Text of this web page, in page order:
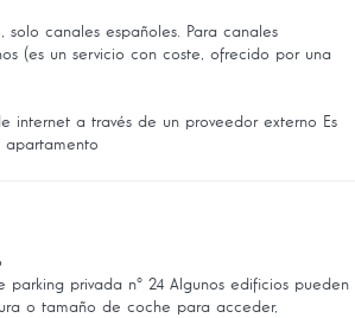
solo canales españoles. Para canales
(es un servicio con coste, ofrecido por una
internet a través de un proveedor externo Es
apartamento
parking privada nº 24 Algunos edificios pueden
o tamaño de coche para acceder,